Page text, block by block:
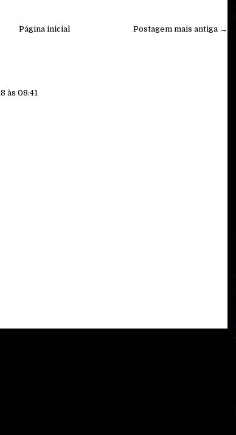
Postagem mais antiga →
Página inicial
às 08:41